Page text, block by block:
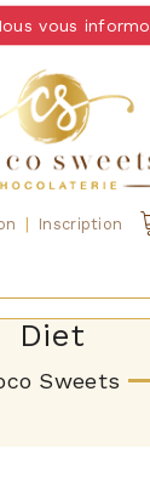
informons que
| Inscription
Diet
Sweets